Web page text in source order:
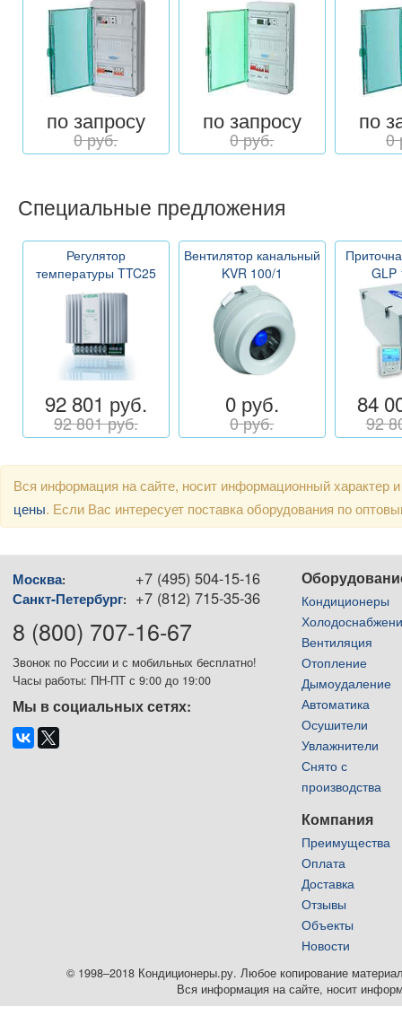
по запросу
0 руб.
по запросу
0 руб.
по
0
Специальные предложения
Регулятор
температуры TTC25
92 801 руб.
92 801 руб.
Вентилятор канальный
KVR 100/1
0 руб.
0 руб.
GLP
84
92
Вся информация на сайте, носит информационный
цены. Если Вас интересует поставка оборудования по
Москва: +7 (495) 504-15-16
Санкт-Петербург: +7 (812) 715-35-36
8 (800) 707-16-67
Звонок по России и с мобильных бесплатно!
Часы работы: ПН-ПТ с 9:00 до 19:00
Мы в социальных сетях:
Кондиционеры
Вентиляция
Отопление
Дымоудаление
Автоматика
Осушители
Увлажнители
Снято с
производства
Компания
Преимущества
Оплата
Доставка
Отзывы
Объекты
Новости
© 1998–2018 Кондиционеры.ру. Любое копирование
Вся информация на сайте, носит